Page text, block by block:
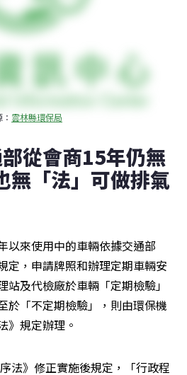
雲林縣環保局
從會商15年仍無
無「法」可做排氣
以來使用中的車輛依據交通部
定，申請牌照和辦理定期車輛安
及代檢廠於車輛「定期檢驗」
於「不定期檢驗」，則由環保機
》規定辦理。
法》修正實施後規定，「行政程